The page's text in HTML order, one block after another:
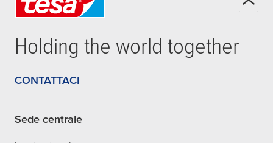
Holding the world together
CONTATTACI
Sede centrale